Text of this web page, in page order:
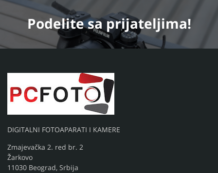
Podelitesa prijateljima!
DIGITALNI FOTOAPARATI I KAMERE
Zmajevačka 2. red br. 2
Žarkovo
11030 Beograd, Srbija